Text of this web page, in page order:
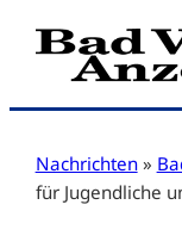
Zum
Inhalt
Nachrichten »
für Jugendliche